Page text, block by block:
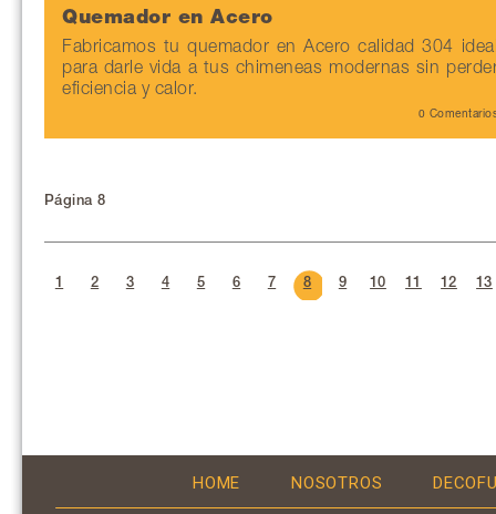
Quemador en Acero
Fabricamos tu quemador en Acero calidad 304
para darle vida a tus chimeneas modernas sin
eficiencia y calor.
0
Página 8
1 2 3 4 5 6 7 8 9 10 11 12 13
HOME NOSOTROS